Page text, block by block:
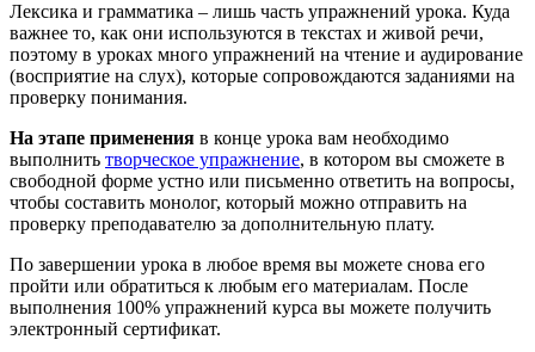
Лексика и грамматика – лишь часть упражнений урока. Куда
важнее то, как они используются в текстах и живой речи,
поэтому в уроках много упражнений на чтение и аудирование
(восприятие на слух), которые сопровождаются заданиями на
проверку понимания.
На этапе применения в конце урока вам необходимо
выполнить творческое упражнение, в котором вы сможете в
свободной форме устно или письменно ответить на вопросы,
чтобы составить монолог, который можно отправить на
проверку преподавателю за дополнительную плату.
По завершении урока в любое время вы можете снова его
пройти или обратиться к любым его материалам. После
выполнения 100% упражнений курса вы можете получить
электронный сертификат.